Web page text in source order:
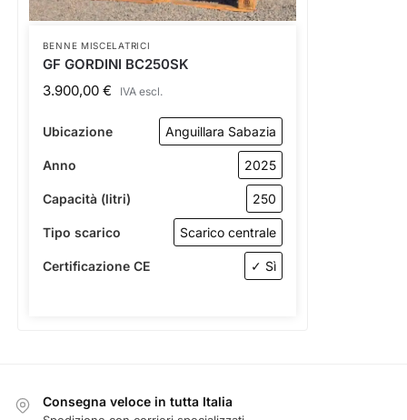
BENNE MISCELATRICI
GF GORDINI BC250SK
3.900,00 € IVA escl.
Ubicazione Anguillara Sabazia
Anno 2025
Capacità (litri) 250
Tipo scarico Scarico centrale
Certificazione CE ✓ Sì
Consegna veloce in tutta Italia